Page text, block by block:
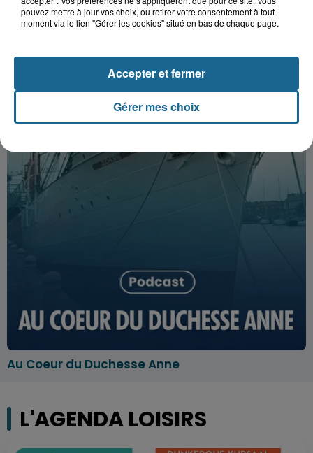
NOS AUTRES PODCASTS
Au Coeur du Duchesse Anne
L'AGENDA LOISIRS
pouvez mettre à jour vos choix, ou retirer votre consentement à tout
moment via le lien "Gérer les cookies" situé en bas de chaque page.
Gérer mes choix
Accepter et fermer